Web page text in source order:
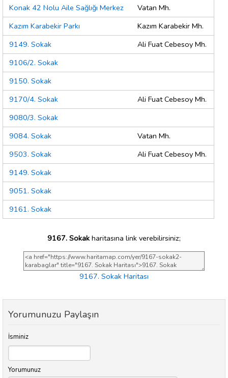
Konak 42 Nolu Aile Sağlığı Merkez
Vatan Mh.
Kazım Karabekir Parkı
Kazım Karabekir Mh.
9149. Sokak
Ali Fuat Cebesoy Mh.
9106/2. Sokak
9150. Sokak
9170/4. Sokak
Ali Fuat Cebesoy Mh.
9080/3. Sokak
9084. Sokak
Vatan Mh.
9503. Sokak
Ali Fuat Cebesoy Mh.
9149. Sokak
9051. Sokak
9161. Sokak
9167. Sokak haritasına link verebilirsiniz;
9167. Sokak Haritası
Yorumunuzu Paylaşın
İsminiz
Yorumunuz